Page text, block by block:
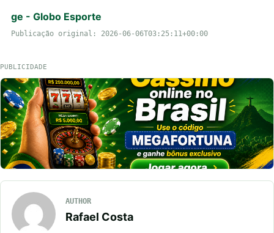
ge - Globo Esporte
Publicação original: 2026-06-06T03:25:11+00:00
PUBLICIDADE
AUTHOR
Rafael Costa